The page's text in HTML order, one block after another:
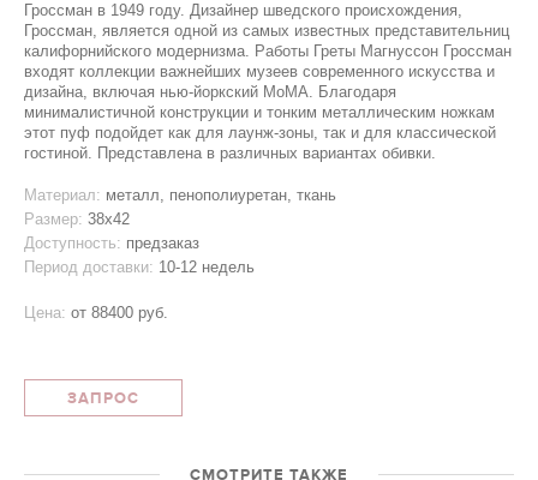
Гроссман в 1949 году. Дизайнер шведского происхождения,
Гроссман, является одной из самых известных представительниц
калифорнийского модернизма. Работы Греты Магнуссон Гроссман
входят коллекции важнейших музеев современного искусства и
дизайна, включая нью-йоркский MoMA. Благодаря
минималистичной конструкции и тонким металлическим ножкам
этот пуф подойдет как для лаунж-зоны, так и для классической
гостиной. Представлена в различных вариантах обивки.
Материал: металл, пенополиуретан, ткань
Размер: 38x42
Доступность: предзаказ
Период доставки: 10-12 недель
Цена: от 88400 руб.
ЗАПРОС
СМОТРИТЕ ТАКЖЕ